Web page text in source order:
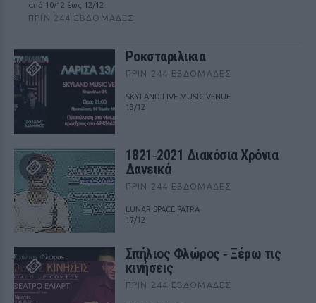
από 10/12 έως 12/12
ΠΡΙΝ 244 ΕΒΔΟΜΆΔΕΣ
Ροκσταριλικια
ΠΡΙΝ 244 ΕΒΔΟΜΆΔΕΣ
SKYLAND LIVE MUSIC VENUE
13/12
1821‑2021 Διακόσια Χρόνια
Δανεικά
ΠΡΙΝ 244 ΕΒΔΟΜΆΔΕΣ
LUNAR SPACE PATRA
17/12
Σπήλιος Φλώρος ‑ Ξέρω τις
κινήσεις
ΠΡΙΝ 244 ΕΒΔΟΜΆΔΕΣ